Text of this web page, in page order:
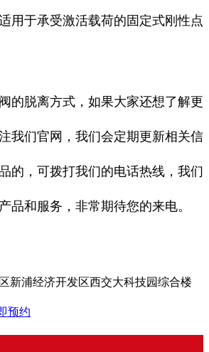
用于承受激活载荷的固定式刚性点
的脱离方式，如果大家还想了解更
我们官网，我们会定期更新相关信
的，可拨打我们的电话热线，我们
品和服务，非常期待您的来电。
新浦经济开发区西交大科技园综合楼
预约